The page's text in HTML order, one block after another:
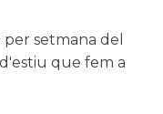
setmana del
que fem a